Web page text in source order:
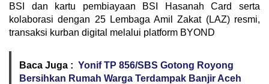
BSI dan kartu pembiayaan BSI Hasanah Card serta
kolaborasi dengan 25 Lembaga Amil Zakat (LAZ) resmi,
transaksi kurban digital melalui platform BYOND
Baca Juga : Yonif TP 856/SBS Gotong Royong
Bersihkan Rumah Warga Terdampak Banjir Aceh